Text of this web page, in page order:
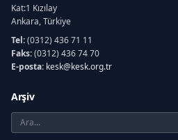
Kat:1 Kızılay
Ankara, Türkiye
Tel:(0312) 436 71 11
Faks:(0312) 436 74 70
E-posta: kesk@kesk.org.tr
Arşiv